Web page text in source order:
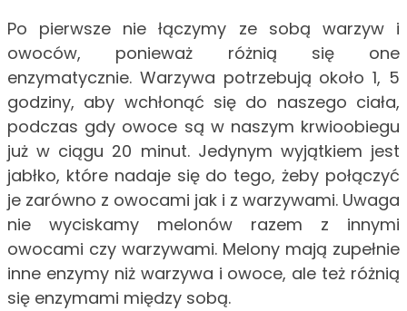
Po pierwsze nie łączymy ze sobą warzyw i
owoców, ponieważ różnią się one
enzymatycznie. Warzywa potrzebują około 1, 5
godziny, aby wchłonąć się do naszego ciała,
podczas gdy owoce są w naszym krwioobiegu
już w ciągu 20 minut. Jedynym wyjątkiem jest
jabłko, które nadaje się do tego, żeby połączyć
je zarówno z owocami jak i z warzywami. Uwaga
nie wyciskamy melonów razem z innymi
owocami czy warzywami. Melony mają zupełnie
inne enzymy niż warzywa i owoce, ale też różnią
się enzymami między sobą.